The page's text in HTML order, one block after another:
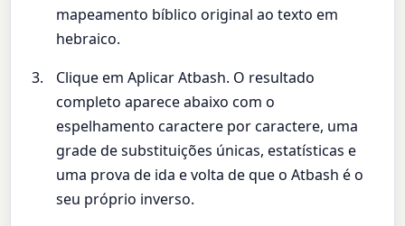
mapeamento bíblico original ao texto em
hebraico.
Clique em Aplicar Atbash. O resultado
completo aparece abaixo com o
espelhamento caractere por caractere, uma
grade de substituições únicas, estatísticas e
uma prova de ida e volta de que o Atbash é o
seu próprio inverso.